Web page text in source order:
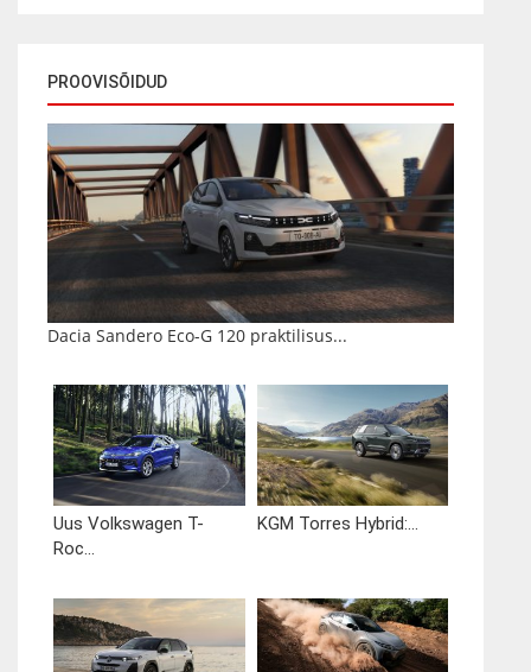
PROOVISÕIDUD
Dacia Sandero Eco-G 120 praktilisus...
Uus Volkswagen T-
Roc...
KGM Torres Hybrid:...